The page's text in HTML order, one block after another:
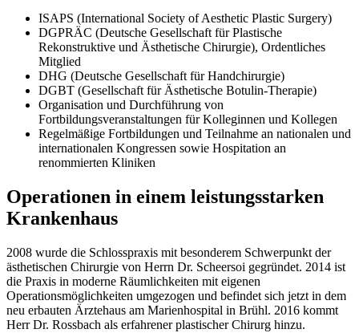
ISAPS (International Society of Aesthetic Plastic Surgery)
DGPRÄC (Deutsche Gesellschaft für Plastische
Rekonstruktive und Ästhetische Chirurgie), Ordentliches
Mitglied
DHG (Deutsche Gesellschaft für Handchirurgie)
DGBT (Gesellschaft für Ästhetische Botulin-Therapie)
Organisation und Durchführung von
Fortbildungsveranstaltungen für Kolleginnen und Kollegen
Regelmäßige Fortbildungen und Teilnahme an nationalen und
internationalen Kongressen sowie Hospitation an
renommierten Kliniken
Operationen in einem leistungsstarken
Krankenhaus
2008 wurde die Schlosspraxis mit besonderem Schwerpunkt der
ästhetischen Chirurgie von Herrn Dr. Scheersoi gegründet. 2014 ist
die Praxis in moderne Räumlichkeiten mit eigenen
Operationsmöglichkeiten umgezogen und befindet sich jetzt in dem
neu erbauten Ärztehaus am Marienhospital in Brühl. 2016 kommt
Herr Dr. Rossbach als erfahrener plastischer Chirurg hinzu.